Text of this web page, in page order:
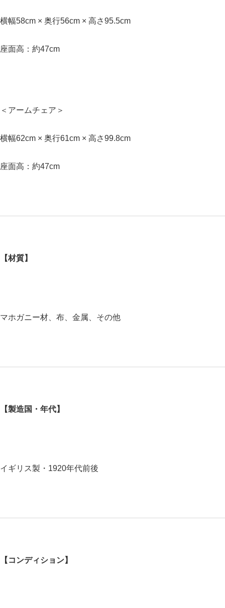
横幅58cm × 奥行56cm × 高さ95.5cm
座面高：約47cm
＜アームチェア＞
横幅62cm × 奥行61cm × 高さ99.8cm
座面高：約47cm
【材質】
マホガニー材、布、金属、その他
【製造国・年代】
イギリス製・1920年代前後
【コンディション】